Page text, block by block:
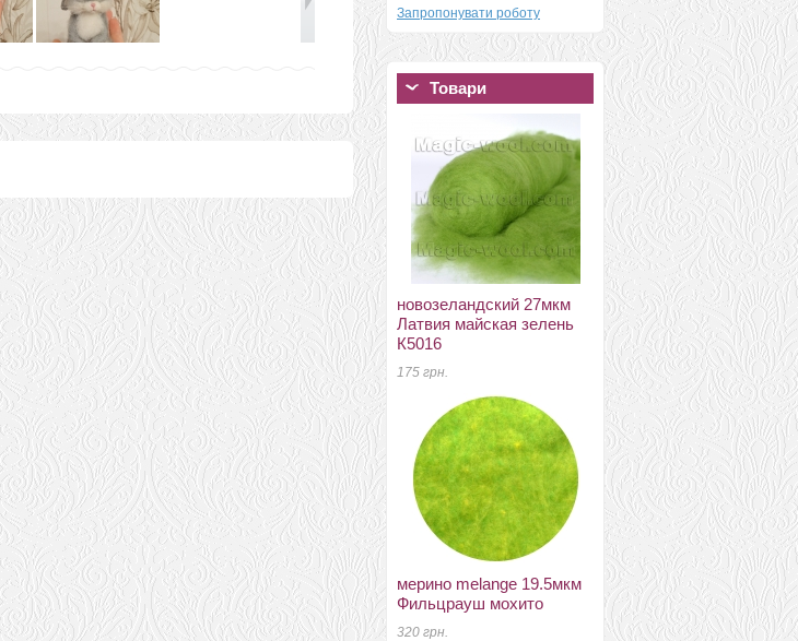
Запропонувати роботу
Товари
новозеландский 27мкм
Латвия майская зелень
К5016
175 грн.
мерино melange 19.5мкм
Фильцрауш мохито
320 грн.
новозеландский 27мкм
Латвия аметистовый
К4014
44 грн.
віскоза для валяння
Італия шоколад
34 грн.